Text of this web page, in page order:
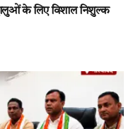
के लिए विशाल निशुल्क